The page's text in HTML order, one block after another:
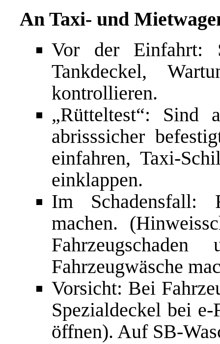
An Taxi- und
Vor der Einfahrt:
Tankdeckel,
kontrollieren.
„Rütteltest“: Sind
abrisssicher
einfahren, Taxi-
einklappen.
Im Schadensfall:
machen.
Fahrzeugwäsche
Vorsicht: Bei
Spezialdeckel bei
öffnen). Auf SB-